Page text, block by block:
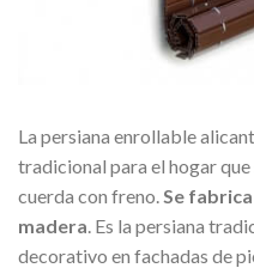
La persiana enrollable
tradicional para el hogar
cuerda con freno.Se
madera. Es la persiana
decorativo en fachadas de